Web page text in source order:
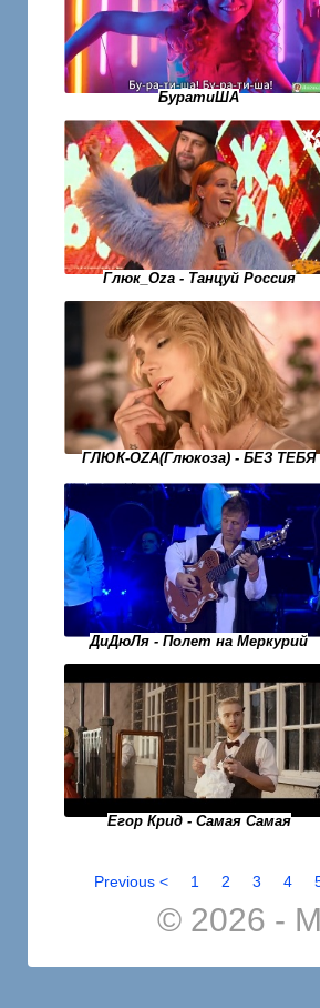
БуратиША
Глюк_Oza - Танцуй Россия
ГЛЮК-OZA(Глюкоза) - БЕЗ ТЕБЯ
ДиДюЛя - Полет на Меркурий
Егор Крид - Самая Самая
Previous < 1 2 3 4
© 2026 -